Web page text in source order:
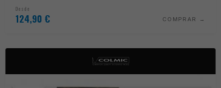
Desde
124,90 € COMPRAR